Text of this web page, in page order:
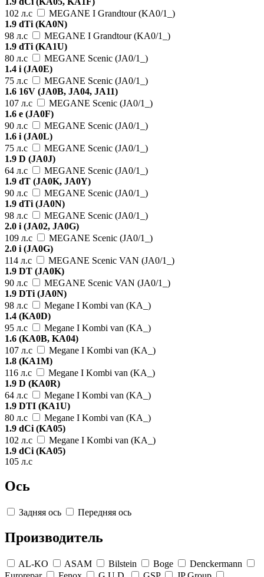
102 л.с
MEGANE I Grandtour (KA0/1_)
1.9 dTi (KA0N)
98 л.с
MEGANE I Grandtour (KA0/1_)
1.9 dTi (KA1U)
80 л.с
MEGANE Scenic (JA0/1_)
1.4 i (JA0E)
75 л.с
MEGANE Scenic (JA0/1_)
1.6 16V (JA0B, JA04, JA11)
107 л.с
MEGANE Scenic (JA0/1_)
1.6 e (JA0F)
90 л.с
MEGANE Scenic (JA0/1_)
1.6 i (JA0L)
75 л.с
MEGANE Scenic (JA0/1_)
1.9 D (JA0J)
64 л.с
MEGANE Scenic (JA0/1_)
1.9 dT (JA0K, JA0Y)
90 л.с
MEGANE Scenic (JA0/1_)
1.9 dTi (JA0N)
98 л.с
MEGANE Scenic (JA0/1_)
2.0 i (JA02, JA0G)
109 л.с
MEGANE Scenic (JA0/1_)
2.0 i (JA0G)
114 л.с
MEGANE Scenic VAN (JA0/1_)
1.9 DT (JA0K)
90 л.с
MEGANE Scenic VAN (JA0/1_)
1.9 DTi (JA0N)
98 л.с
Megane I Kombi van (KA_)
1.4 (KA0D)
95 л.с
Megane I Kombi van (KA_)
1.6 (KA0B, KA04)
107 л.с
Megane I Kombi van (KA_)
1.8 (KA1M)
116 л.с
Megane I Kombi van (KA_)
1.9 D (KA0R)
64 л.с
Megane I Kombi van (KA_)
1.9 DTI (KA1U)
80 л.с
Megane I Kombi van (KA_)
1.9 dCi (KA05)
102 л.с
Megane I Kombi van (KA_)
1.9 dCi (KA05)
105 л.с
Ось
Задняя ось Передняя ось
Производитель
AL-KO ASAM Bilstein Boge
Denckermann